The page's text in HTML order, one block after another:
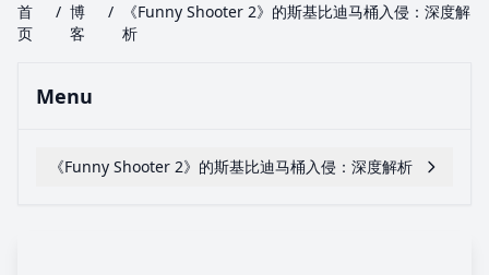
首
页
/ 博
客
/
《Funny Shooter 2》的斯基比迪马桶入侵：深度解
析
Menu
《Funny Shooter 2》的斯基比迪马桶入侵：深度解析